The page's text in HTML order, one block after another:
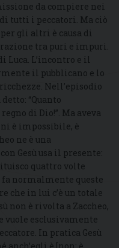
da compiere nei
tutti i peccatori. Ma ciò
gli altri è causa di
tra puri e impuri.
Luca. L’incontro e il
il pubblicano e lo
Nell’episodio
detto: “Quanto
di Dio!”. Ma aveva
è impossibile, è
ne è una
Gesù usa il presente:
quattro volte
fa normalmente queste
che in lui c’è un totale
non è rivolta a Zaccheo,
vuole esclusivamente
In pratica Gesù